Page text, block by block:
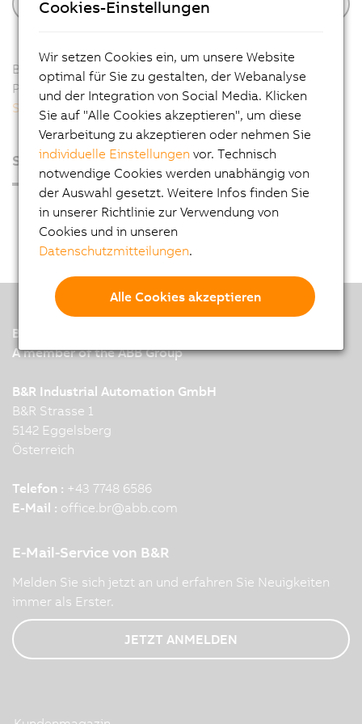
Benötigen Sie Support oder Hilfe bei Ihrem B&R-
Produkt? Kontaktieren Sie Ihr lokales Büro
oder unser
Support-Team.
Seite leider nicht gefunden
B&R
A member of the ABB Group
B&R Industrial Automation GmbH
B&R Strasse 1
5142 Eggelsberg
Österreich
Telefon : +43 7748 6586
E-Mail : office.br@abb.com
E-Mail-Service von B&R
Melden Sie sich jetzt an und erfahren Sie Neuigkeiten
immer als Erster.
JETZT ANMELDEN
Cookies-Einstellungen
Wir setzen Cookies ein, um unsere Website
optimal für Sie zu gestalten, der Webanalyse
und der Integration von Social Media. Klicken
Sie auf "Alle Cookies akzeptieren", um diese
Verarbeitung zu akzeptieren oder nehmen Sie
individuelle Einstellungen vor. Technisch
notwendige Cookies werden unabhängig von
der Auswahl gesetzt. Weitere Infos finden Sie
in unserer Richtlinie zur Verwendung von
Cookies und in unseren
Datenschutzmitteilungen.
Alle Cookies akzeptieren